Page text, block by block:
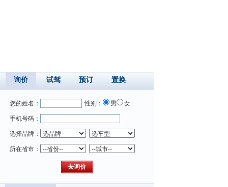
询价 试驾 预订 置换
您的姓名： 性别： 男 女
手机号码：
选择品牌：
所在省市：